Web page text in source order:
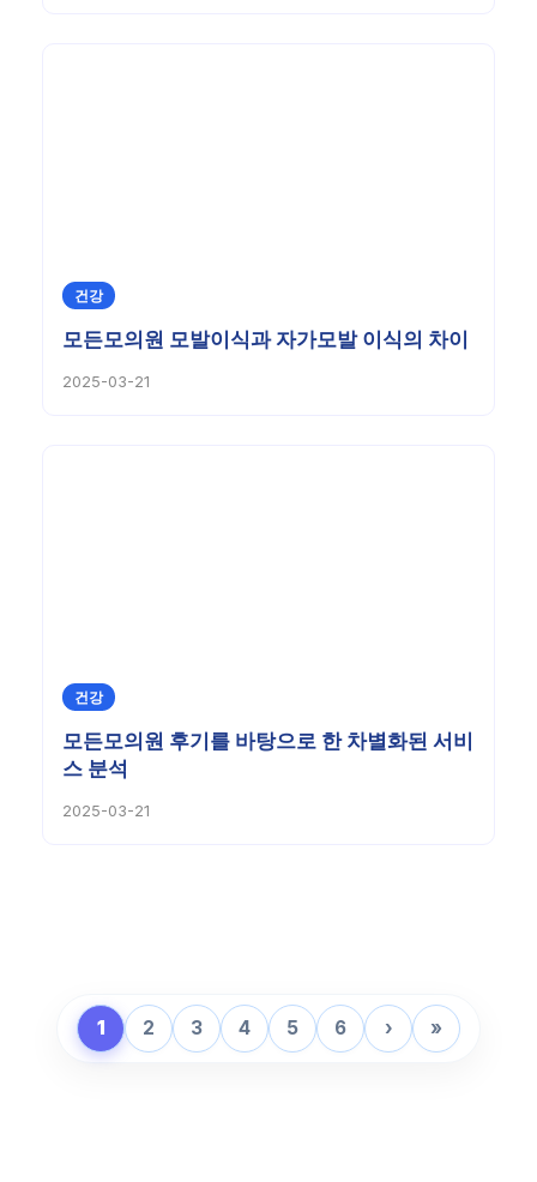
건강
모든모의원 모발이식과 자가모발 이식의 차이
2025-03-21
건강
모든모의원 후기를 바탕으로 한 차별화된 서비
스 분석
2025-03-21
1 2 3 4 5 6 › »